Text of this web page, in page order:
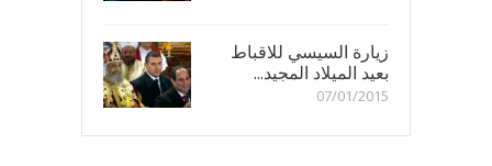
زيارة السيسي للاقباط
بعيد الميلاد المجيد...
07/01/2015